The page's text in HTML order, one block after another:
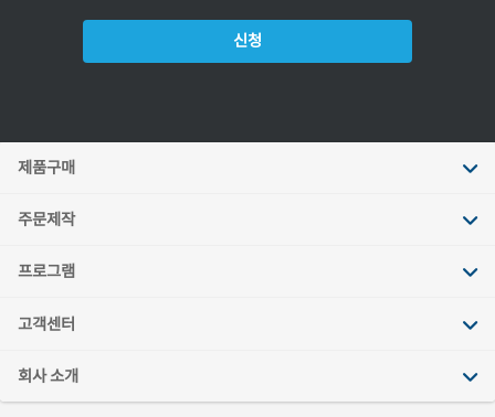
신청
제품구매
주문제작
프로그램
고객센터
회사 소개